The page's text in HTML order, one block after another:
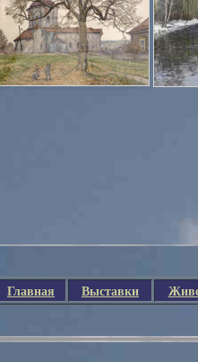
Главная Выставки